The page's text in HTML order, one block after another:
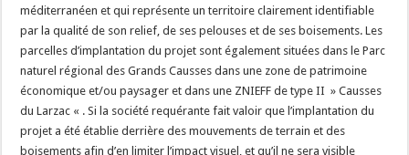
méditerranéen et qui représente un territoire clairement identifiable
par la qualité de son relief, de ses pelouses et de ses boisements. Les
parcelles d’implantation du projet sont également situées dans le Parc
naturel régional des Grands Causses dans une zone de patrimoine
économique et/ou paysager et dans une ZNIEFF de type II » Causses
du Larzac « . Si la société requérante fait valoir que l’implantation du
projet a été établie derrière des mouvements de terrain et des
boisements afin d’en limiter l’impact visuel, et qu’il ne sera visible